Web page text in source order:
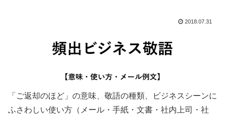
2018.07.31
「ご返却のほど」の意味、敬語の種類、ビジネスシーンに
ふさわしい使い方（メール・手紙・文書・社内上司・社